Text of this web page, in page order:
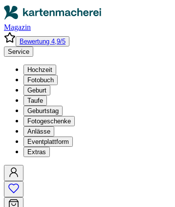
Magazin
Bewertung 4,9/5
Service
Hochzeit
Fotobuch
Geburt
Taufe
Geburtstag
Fotogeschenke
Anlässe
Eventplattform
Extras